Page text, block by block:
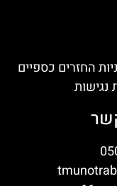
החזרים כספיים
נגישות